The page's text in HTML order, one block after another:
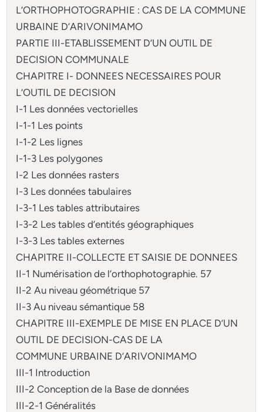
L’ORTHOPHOTOGRAPHIE : CAS DE LA COMMUNE
URBAINE D’ARIVONIMAMO
PARTIE III-ETABLISSEMENT D’UN OUTIL DE
DECISION COMMUNALE
CHAPITRE I- DONNEES NECESSAIRES POUR
L’OUTIL DE DECISION
I-1 Les données vectorielles
I-1-1 Les points
I-1-2 Les lignes
I-1-3 Les polygones
I-2 Les données rasters
I-3 Les données tabulaires
I-3-1 Les tables attributaires
I-3-2 Les tables d’entités géographiques
I-3-3 Les tables externes
CHAPITRE II-COLLECTE ET SAISIE DE DONNEES
II-1 Numérisation de l’orthophotographie. 57
II-2 Au niveau géométrique 57
II-3 Au niveau sémantique 58
CHAPITRE III-EXEMPLE DE MISE EN PLACE D’UN
OUTIL DE DECISION-CAS DE LA
COMMUNE URBAINE D’ARIVONIMAMO
III-1 Introduction
III-2 Conception de la Base de données
III-2-1 Généralités